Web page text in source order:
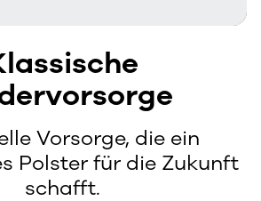
Vorsorge, die ein
Polster für die Zukunft
schafft.